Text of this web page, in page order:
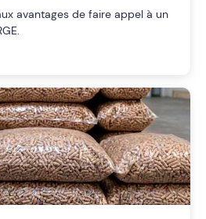
avantages de faire appel à un